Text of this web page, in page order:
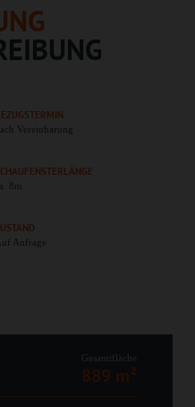
Vereinbarung
ca. 8m
Anfrage
Gesamtfläche
889 m²